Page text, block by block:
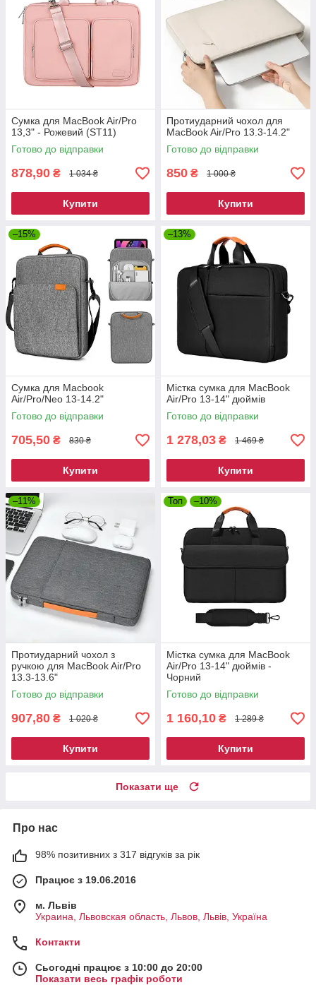
Сумка для MacBook Air/Pro
13,3" - Рожевий (ST11)
Готово до відправки
878,90 ₴ 1 034 ₴
Купити
Протиударний чохол для
MacBook Air/Pro 13.3-14.2"
Готово до відправки
850 ₴ 1 000 ₴
Купити
–15%
Сумка для Macbook
Air/Pro/Neo 13-14.2"
Готово до відправки
705,50 ₴ 830 ₴
Купити
–13%
Містка сумка для MacBook
Air/Pro 13-14" дюймів
Готово до відправки
1 278,03 ₴ 1 469 ₴
Купити
–11%
Протиударний чохол з
ручкою для MacBook Air/Pro
13.3-13.6"
Готово до відправки
907,80 ₴ 1 020 ₴
Купити
Топ –10%
Містка сумка для MacBook
Air/Pro 13-14" дюймів -
Чорний
Готово до відправки
1 160,10 ₴ 1 289 ₴
Купити
Показати ще
Про нас
98% позитивних з 317 відгуків за рік
Працює з 19.06.2016
м. Львів
Украина, Львовская область, Львов, Львів, Україна
Контакти
Сьогодні працює з 10:00 до 20:00
Показати весь графік роботи